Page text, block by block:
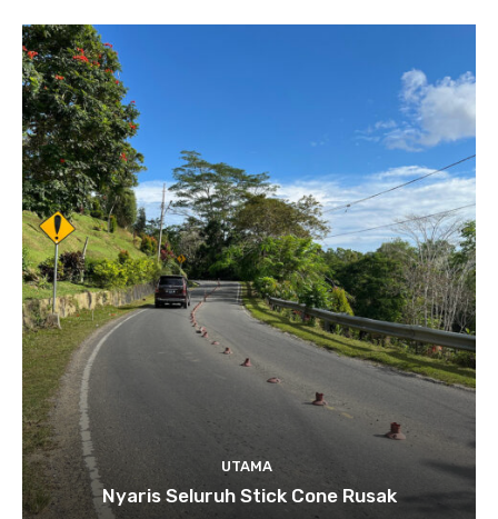
UTAMA
Nyaris Seluruh Stick Cone Rusak